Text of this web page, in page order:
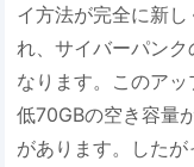
イ方法が完全に新
れ、サイバーパン
なります。このア
低70GBの空き容量
があります。した